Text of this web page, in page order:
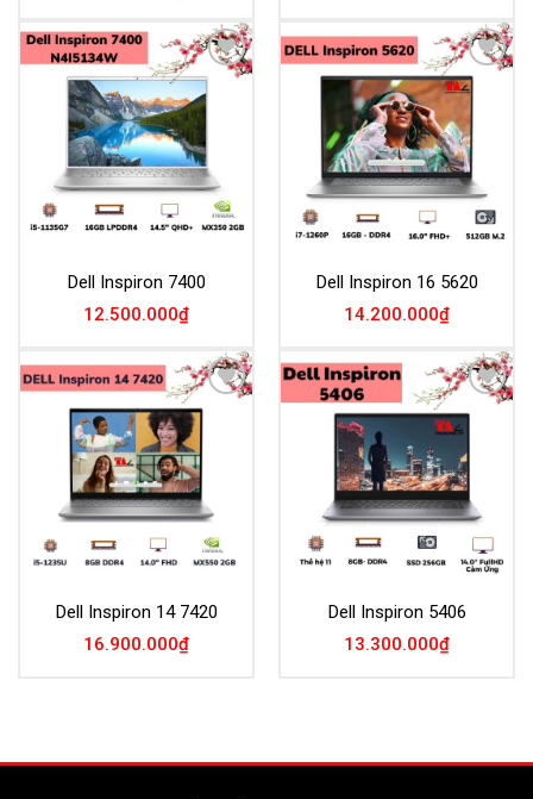
Add to
Wishlist
Dell Inspiron 7400
12.500.000₫
Add to
Wishlist
Dell Inspiron 16 5620
14.200.000₫
Add to
Wishlist
Dell Inspiron 14 7420
16.900.000₫
Add to
Wishlist
Dell Inspiron 5406
13.300.000₫